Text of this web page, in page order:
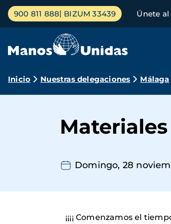
Pasar
contenido
Menú
principal
900 811 888 BIZUM 33439 Únete
Ruta
navegación
Inicio Nuestras delegaciones Málaga
Domingo, 28
¡¡¡¡ Comenzamos el